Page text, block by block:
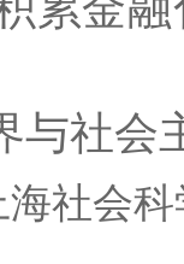
与社会
海社会